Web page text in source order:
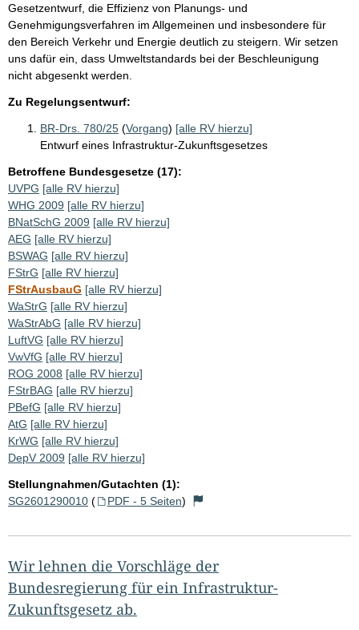
Gesetzentwurf, die Effizienz von Planungs- und
Genehmigungsverfahren im Allgemeinen und insbesondere für
den Bereich Verkehr und Energie deutlich zu steigern. Wir setzen
uns dafür ein, dass Umweltstandards bei der Beschleunigung
nicht abgesenkt werden.
Zu Regelungsentwurf:
BR-Drs. 780/25 (Vorgang) [alle RV hierzu]
Entwurf eines Infrastruktur-Zukunftsgesetzes
Betroffene Bundesgesetze (17):
UVPG [alle RV hierzu]
WHG 2009 [alle RV hierzu]
BNatSchG 2009 [alle RV hierzu]
AEG [alle RV hierzu]
BSWAG [alle RV hierzu]
FStrG [alle RV hierzu]
FStrAusbauG [alle RV hierzu]
WaStrG [alle RV hierzu]
WaStrAbG [alle RV hierzu]
LuftVG [alle RV hierzu]
VwVfG [alle RV hierzu]
ROG 2008 [alle RV hierzu]
FStrBAG [alle RV hierzu]
PBefG [alle RV hierzu]
AtG [alle RV hierzu]
KrWG [alle RV hierzu]
DepV 2009 [alle RV hierzu]
Stellungnahmen/Gutachten (1):
SG2601290010 ( PDF - 5 Seiten)
Wir lehnen die Vorschläge der
Bundesregierung für ein Infrastruktur-
Zukunftsgesetz ab.